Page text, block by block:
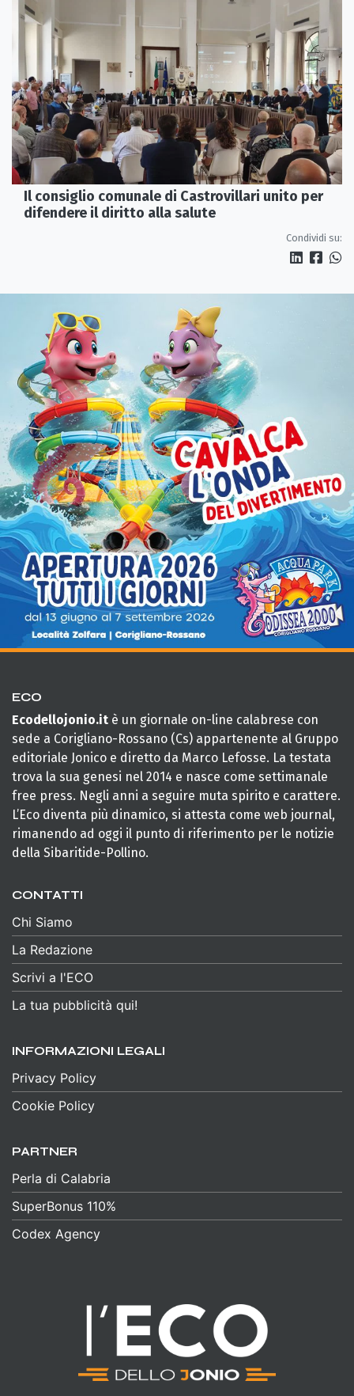
Il consiglio comunale di Castrovillari unito per
difendere il diritto alla salute
Condividi su:
ECO
Ecodellojonio.it è un giornale on-line calabrese con
sede a Corigliano-Rossano (Cs) appartenente al Gruppo
editoriale Jonico e diretto da Marco Lefosse. La testata
trova la sua genesi nel 2014 e nasce come settimanale
free press. Negli anni a seguire muta spirito e carattere.
L’Eco diventa più dinamico, si attesta come web journal,
rimanendo ad oggi il punto di riferimento per le notizie
della Sibaritide-Pollino.
CONTATTI
Chi Siamo
La Redazione
Scrivi a l'ECO
La tua pubblicità qui!
INFORMAZIONI LEGALI
Privacy Policy
Cookie Policy
PARTNER
Perla di Calabria
SuperBonus 110%
Codex Agency